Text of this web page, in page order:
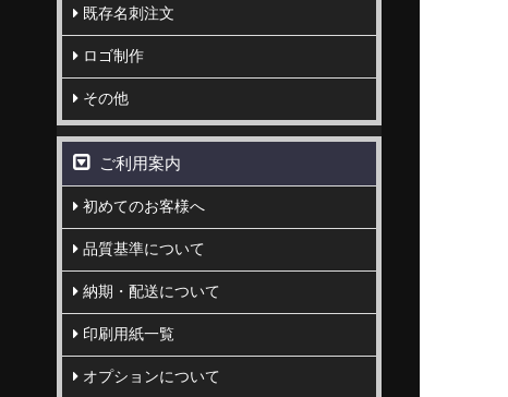
既存名刺注文
ロゴ制作
その他
ご利用案内
初めてのお客様へ
品質基準について
納期・配送について
印刷用紙一覧
オプションについて